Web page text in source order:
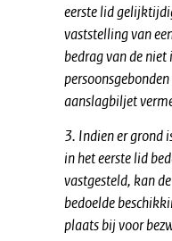
eerste lid
vaststelling van
bedrag van de
aanslagbiljet
3. Indien er grond
in het eerste lid
vastgesteld, kan
bedoelde
plaats bij voor